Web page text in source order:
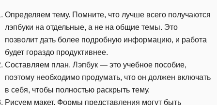
Определяем тему. Помните, что лучше всего получаются
лэпбуки на отдельные, а не на общие темы. Это
позволит дать более подробную информацию, и работа
будет гораздо продуктивнее.
Составляем план. Лэпбук — это учебное пособие,
поэтому необходимо продумать, что он должен включать
в себя, чтобы полностью раскрыть тему.
Рисуем макет. Формы представления могут быть